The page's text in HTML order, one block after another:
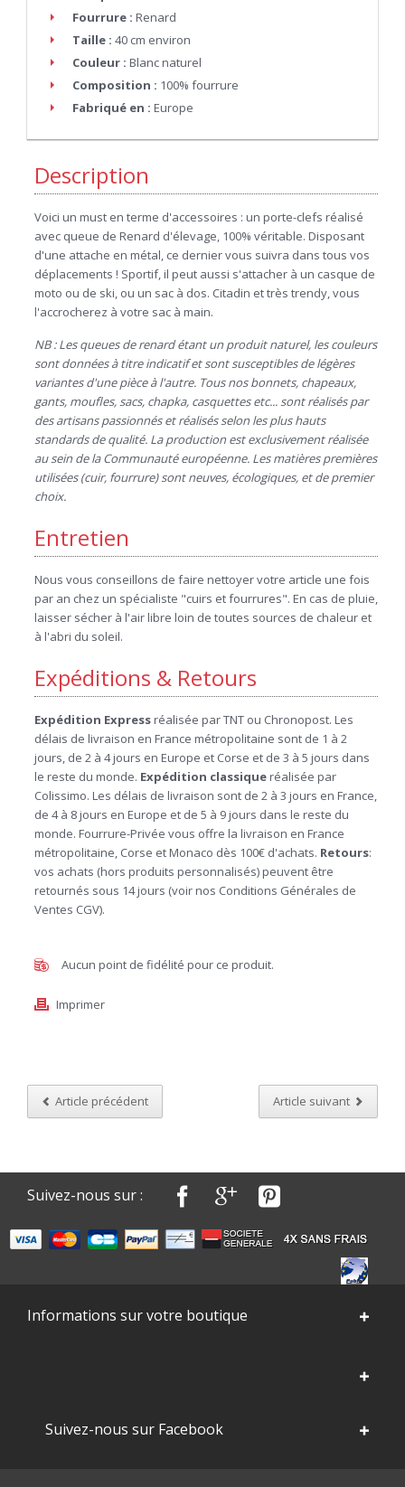
Fourrure : Renard
Taille : 40 cm environ
Couleur : Blanc naturel
Composition : 100% fourrure
Fabriqué en : Europe
Description
Voici un must en terme d'accessoires : un porte-clefs réalisé
avec queue de Renard d'élevage, 100% véritable. Disposant
d'une attache en métal, ce dernier vous suivra dans tous vos
déplacements ! Sportif, il peut aussi s'attacher à un casque de
moto ou de ski, ou un sac à dos. Citadin et très trendy, vous
l'accrocherez à votre sac à main.
NB : Les queues de renard étant un produit naturel, les couleurs
sont données à titre indicatif et sont susceptibles de légères
variantes d'une pièce à l'autre. Tous nos bonnets, chapeaux,
gants, moufles, sacs, chapka, casquettes etc... sont réalisés par
des artisans passionnés et réalisés selon les plus hauts
standards de qualité. La production est exclusivement réalisée
au sein de la Communauté européenne. Les matières premières
utilisées (cuir, fourrure) sont neuves, écologiques, et de premier
choix.
Entretien
Nous vous conseillons de faire nettoyer votre article une fois
par an chez un spécialiste "cuirs et fourrures". En cas de pluie,
laisser sécher à l'air libre loin de toutes sources de chaleur et
à l'abri du soleil.
Expéditions & Retours
Expédition Expressréalisée par TNT ou Chronopost. Les
délais de livraison en France métropolitaine sont de 1 à 2
jours, de 2 à 4 jours en Europe et Corse et de 3 à 5 jours dans
le reste du monde. Expédition classiqueréalisée par
Colissimo. Les délais de livraison sont de 2 à 3 jours en France,
de 4 à 8 jours en Europe et de 5 à 9 jours dans le reste du
monde. Fourrure-Privée vous offre la livraison en France
métropolitaine, Corse et Monaco dès 100€ d'achats. Retours:
vos achats (hors produits personnalisés) peuvent être
retournés sous 14 jours (voir nos Conditions Générales de
Ventes CGV).
Aucun point de fidélité pour ce produit.
Imprimer
Article précédent Article suivant
Suivez-nous sur :
Informations sur votre boutique
Suivez-nous sur Facebook